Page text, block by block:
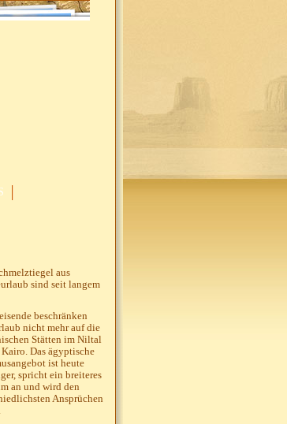
aus
sind seit langem
beschränken
nicht mehr auf die
Stätten im Niltal
Das ägyptische
ist heute
spricht ein breiteres
an und wird den
Ansprüchen